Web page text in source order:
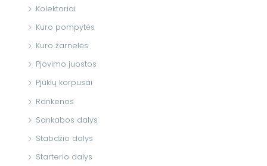
Kolektoriai
Kuro pompytės
Kuro žarnelės
Pjovimo juostos
Pjūklų korpusai
Rankenos
Sankabos dalys
Stabdžio dalys
Starterio dalys